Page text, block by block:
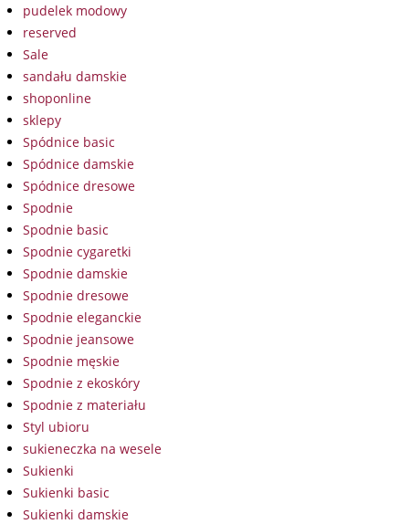
pudelek modowy
reserved
Sale
sandału damskie
shoponline
sklepy
Spódnice basic
Spódnice damskie
Spódnice dresowe
Spodnie
Spodnie basic
Spodnie cygaretki
Spodnie damskie
Spodnie dresowe
Spodnie eleganckie
Spodnie jeansowe
Spodnie męskie
Spodnie z ekoskóry
Spodnie z materiału
Styl ubioru
sukieneczka na wesele
Sukienki
Sukienki basic
Sukienki damskie